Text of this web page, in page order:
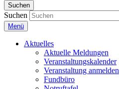
Suchen
Suchen
Menü
Aktuelles
Aktuelle Meldungen
Veranstaltungskalender
Veranstaltung anmelden
Fundbüro